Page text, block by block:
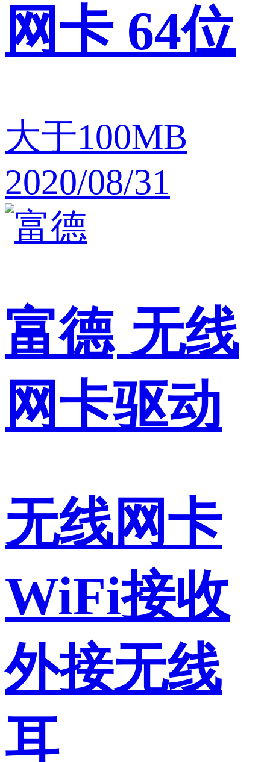
网卡 64位
大于100MB
2020/08/31
富德 无线
网卡驱动
无线网卡
WiFi接收
外接无线
耳